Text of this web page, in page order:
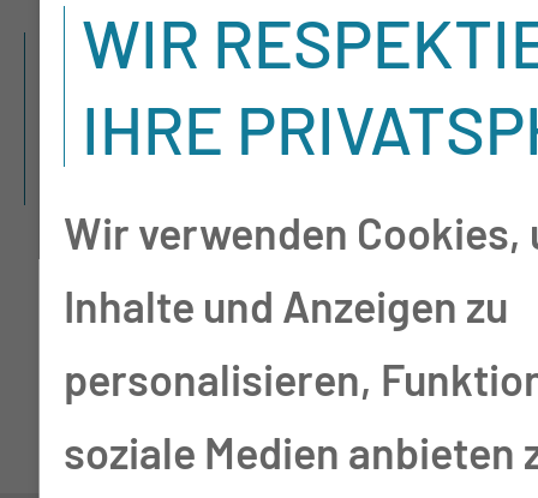
Team
WIR
IHRE
Wir verwenden Cookies,
Inhalte und Anzeigen zu
personalisieren,
soziale Medien anbieten